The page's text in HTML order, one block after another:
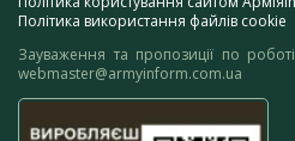
Політика використання файлів cookie
Зауваження та пропозиції по
webmaster@armyinform.com.ua